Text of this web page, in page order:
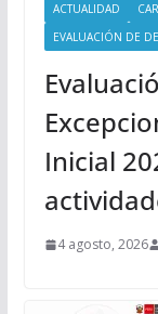
ACTUALIDAD
EVALUACIÓN DE
Inicial
4 agosto, 2026